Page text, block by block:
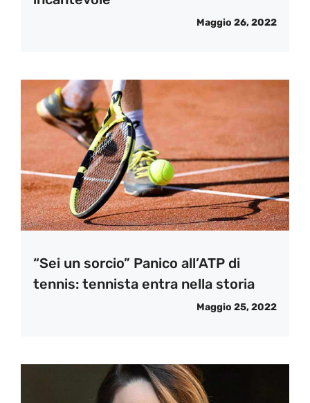
Maggio 26, 2022
“Sei un sorcio” Panico all’ATP di
tennis: tennista entra nella storia
Maggio 25, 2022